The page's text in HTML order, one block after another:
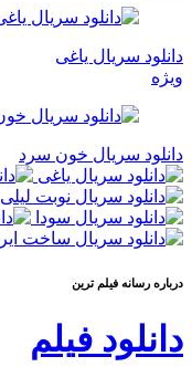
دانلود سریال یاغی
ویژه
دانلود سریال خون سرد
درباره رسانه فيلم ترين
دانلود فیلم